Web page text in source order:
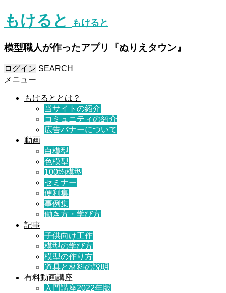
もけると もけると
模型職人が作ったアプリ『ぬりえタウン』
ログイン SEARCH
メニュー
もけるととは？
当サイトの紹介
コミュニティの紹介
広告バナーについて
動画
白模型
色模型
100均模型
セミナー
便利集
事例集
働き方・学び方
記事
子供向け工作
模型の学び方
模型の作り方
道具と材料の説明
有料動画講座
入門講座2022年版